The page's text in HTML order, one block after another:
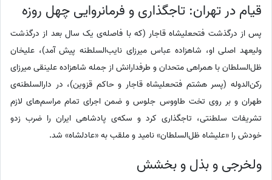
قیام در تهران: تاجگذاری و فرمانروایی چهل روزه
پس از درگذشت فتحعلیشاه قاجار (که با فاصله‌ی یک سال بعد از درگذشت
ولیعهد اصلی او، شاهزاده عباس میرزای نایب‌السلطنه پیش آمد)، علیخان
ظل‌السلطان با همراهی متحدان و طرفدارانش از جمله شاهزاده علینقی میرزای
رکن‌الدوله (پسر هشتم فتحعلیشاه قاجار و حاکم قزوین)، در دارالسلطنه‌ی
طهران و بر روی تخت طاووس جلوس و ضمن اجرای تمام مراسم‌های لازم
تشریفات سلطنتی، تاجگذاری کرد و سکه‌ی پادشاهی ایران را ضرب زدو
خودش را «علیشاه ظل‌السلطان» نامید و ملقب به «عادلشاه» شد.
ولخرجی و بذل و بخشش